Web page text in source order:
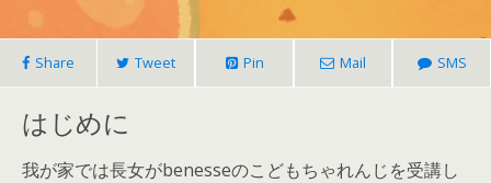
Share Tweet Pin Mail SMS
はじめに
我が家では長女がbenesseのこどもちゃれんじを受講し